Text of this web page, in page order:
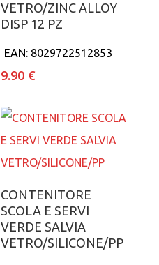
VETRO/ZINC ALLOY
DISP 12 PZ
EAN: 8029722512853
9.90 €
Aggiungi al carrello
CONTENITORE
SCOLA E SERVI
VERDE SALVIA
VETRO/SILICONE/PP